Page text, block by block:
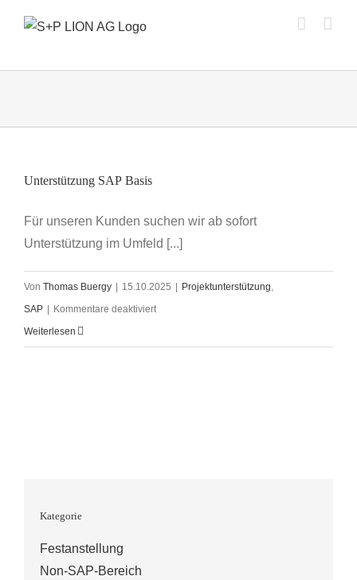
Inhalt
Unterstützung SAP Basis
Für unseren Kunden suchen wir ab sofort
Unterstützung im Umfeld [...]
Von Thomas Buergy 15.10.2025 Projektunterstützung,
SAP
Kommentare deaktiviertfür
Weiterlesen
Kategorie
Festanstellung
Non-SAP-Bereich